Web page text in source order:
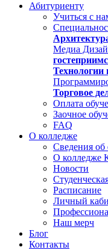
Абитуриенту
Учиться с
Медиа
Технологии
Торговое
Оплата
Заочное
FAQ
О колледже
Сведения об
О колледже
Новости
Расписание
Личный
Наш мерч
Блог
Контакты